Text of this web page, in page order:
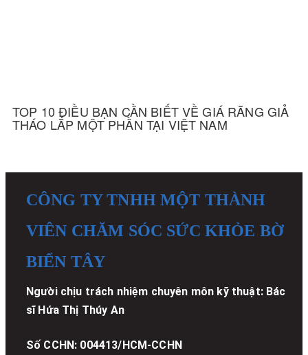
TOP 10 ĐIỀU BẠN CẦN BIẾT VỀ GIÁ RĂNG GIẢ
THÁO LẮP MỘT PHẦN TẠI VIỆT NAM
CÔNG TY TNHH MỘT THÀNH
VIÊN CHĂM SÓC SỨC KHỎE BỜ
BIỂN TÂY
Người chịu trách nhiệm chuyên môn kỹ thuật: Bác
sĩ Hứa Thị Thúy An
Số CCHN: 004413/HCM-CCHN